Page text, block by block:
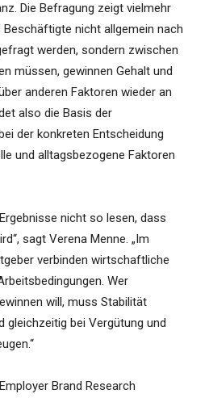
Die Befragung zeigt vielmehr
Beschäftigte nicht allgemein nach
werden, sondern zwischen
müssen, gewinnen Gehalt und
anderen Faktoren wieder an
also die Basis der
der konkreten Entscheidung
und alltagsbezogene Faktoren
nicht so lesen, dass
sagt Verena Menne. „Im
verbinden wirtschaftliche
Wer
will, muss Stabilität
gleichzeitig bei Vergütung und
Brand Research